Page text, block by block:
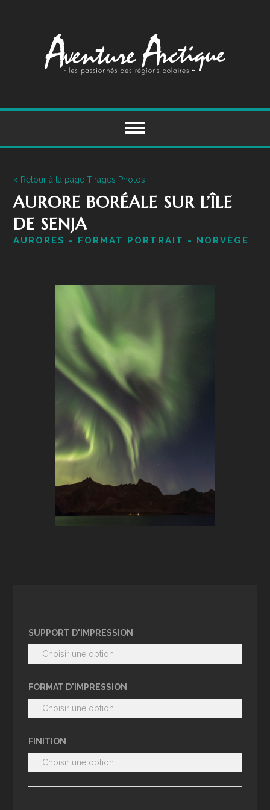
content
< Retour à la page Tirages Photos
AURORE BORÉALE SUR L’ÎLE
DE SENJA
AURORES - FORMAT PORTRAIT - NORVÈGE
SUPPORT D'IMPRESSION
FORMAT D'IMPRESSION
FINITION